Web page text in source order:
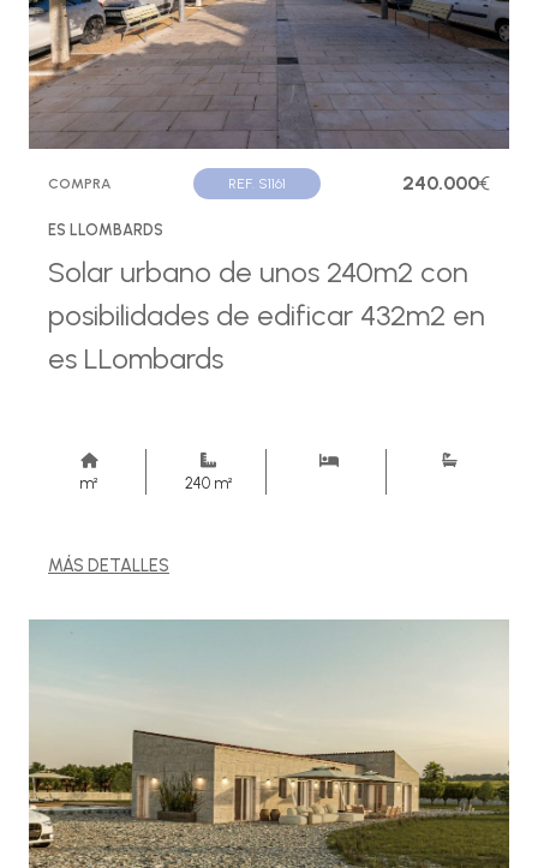
COMPRA REF. S1161 240.000€
ES LLOMBARDS
Solar urbano de unos 240m2 con
posibilidades de edificar 432m2 en
es LLombards
m² 240 m²
MÁS DETALLES